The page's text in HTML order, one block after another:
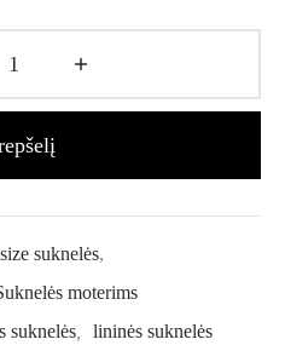
suknelės,
moterims
suknelės, lininės suknelės